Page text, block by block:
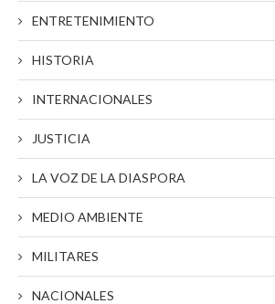
ENTRETENIMIENTO
HISTORIA
INTERNACIONALES
JUSTICIA
LA VOZ DE LA DIASPORA
MEDIO AMBIENTE
MILITARES
NACIONALES